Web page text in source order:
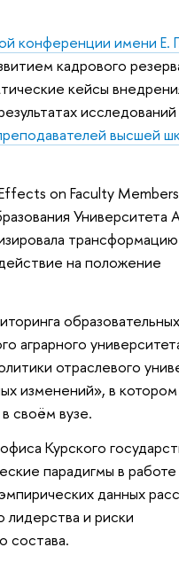
конференции имени Е.
кадрового
кейсы
исследований
высшей
on Faculty
Университета
трансформацию
на положение
аграрного
отраслевого
изменений», в котором
своём вузе.
Курского
парадигмы в работе
данных
лидерства и риски
состава.